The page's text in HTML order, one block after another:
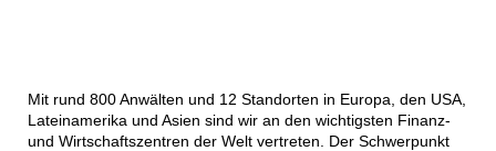
Mit rund 800 Anwälten und 12 Standorten in Europa, den USA,
Lateinamerika und Asien sind wir an den wichtigsten Finanz-
und Wirtschaftszentren der Welt vertreten. Der Schwerpunkt